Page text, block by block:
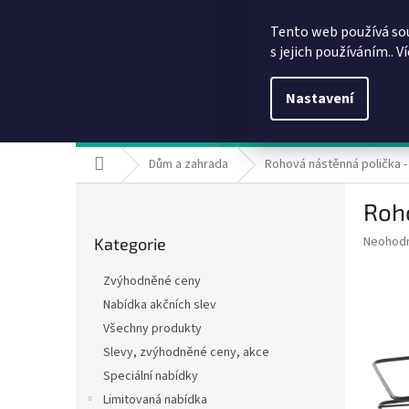
Tento web používá
s jejich používáním..
Nastavení
Domů Dům a zahrada Rohová nástěnná polička
kategorie
Kategorie
Zvýhodněné ceny
Nabídka akčních slev
Všechny produkty
Slevy, zvýhodněné ceny, akce
Speciální nabídky
Limitovaná nabídka